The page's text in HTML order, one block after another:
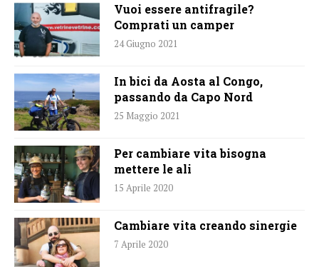
Vuoi essere antifragile?
Comprati un camper
24 Giugno 2021
In bici da Aosta al Congo,
passando da Capo Nord
25 Maggio 2021
Per cambiare vita bisogna
mettere le ali
15 Aprile 2020
Cambiare vita creando sinergie
7 Aprile 2020